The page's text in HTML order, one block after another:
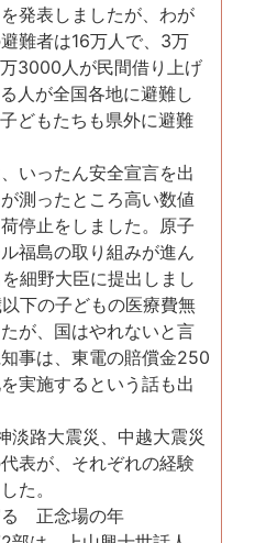
発表しましたが、わが
難者は16万人で、3万
3000人が民間借り上げ
人が全国各地に避難し
どもたちも県外に避難
いったん安全宣言を出
測ったところ高い数値
停止をしました。原子
福島の取り組みが進ん
細野大臣に提出しまし
下の子どもの医療費無
が、国はやれないと言
事は、東電の賠償金250
実施するという話も出
路大震災、中越大震災
表が、それぞれの経験
た。
る 正念場の年